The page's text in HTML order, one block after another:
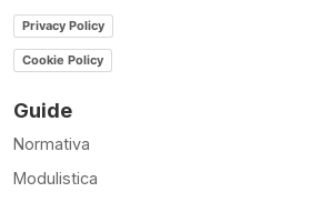
Privacy Policy
Cookie Policy
Guide
Normativa
Modulistica